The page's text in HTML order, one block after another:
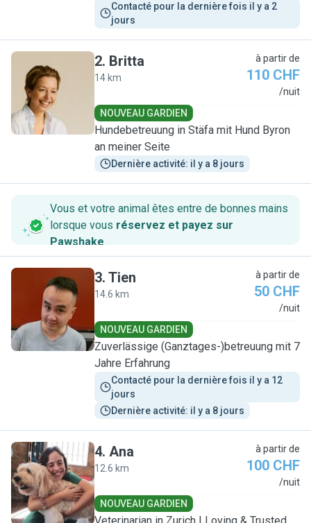
Contacté pour la dernière fois il y a 2
jours
B
2. Britta
14 km
à partir de
110 CHF
/nuit
NOUVEAU GARDIEN
Hundebetreuung in Stäfa mit Hund Byron
an meiner Seite
Dernière activité: il y a 8 jours
Vous et votre animal êtes entre de bonnes mains
lorsque vous réservez et payez sur
Pawshake.
T
3. Tien
14.6 km
à partir de
50 CHF
/nuit
NOUVEAU GARDIEN
Zuverlässige (Ganztages-)betreuung mit 7
Jahre Erfahrung
Contacté pour la dernière fois il y a 12
jours
Dernière activité: il y a 8 jours
A
4. Ana
12.6 km
à partir de
100 CHF
/nuit
NOUVEAU GARDIEN